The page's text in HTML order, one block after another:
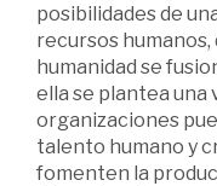
posibilidades de
recursos humanos,
humanidad se
ella se plantea una
organizaciones
talento humano y
fomenten la